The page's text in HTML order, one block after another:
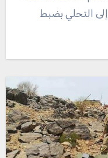
التحلي بضبط